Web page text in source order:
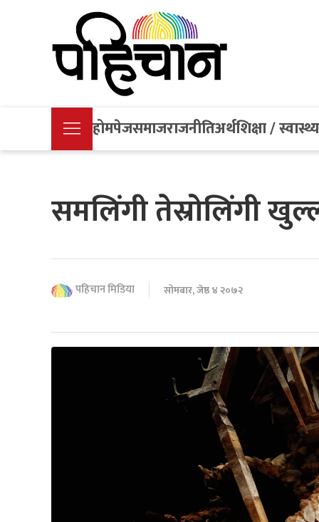
होमपेजसमाजराजनीतिअर्थशिक्षा / स्वास्थ्य
समलिंगी तेस्रोलिंगी
पहिचान मिडिया सोमबार, जेष्ठ ४ २०७२